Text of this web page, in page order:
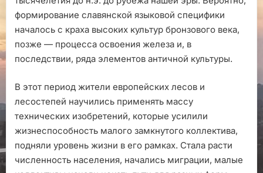
формирование славянской языковой специфики
началось с краха высоких культур бронзового века,
позже — процесса освоения железа и, в
последствии, ряда элементов античной культуры.
В этот период жители европейских лесов и
лесостепей научились применять массу
технических изобретений, которые усилили
жизнеспособность малого замкнутого коллектива,
подняли уровень жизни в его рамках. Стала расти
численность населения, начались миграции, малые